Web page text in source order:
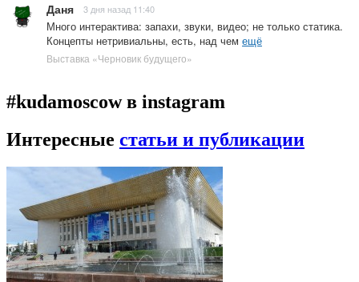
Даня 3 дня назад 11:40
Много интерактива: запахи, звуки, видео; не только статика.
Концепты нетривиальны, есть, над чем ещё
Выставка «Черновик будущего»
#kudamoscow в instagram
Интересные статьи и публикации